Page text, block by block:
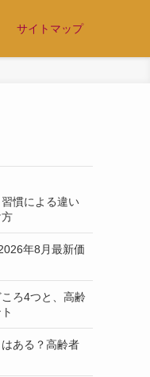
サイトマップ
慣による違い
年8月最新価
ろ4つと、高齢
ある？高齢者